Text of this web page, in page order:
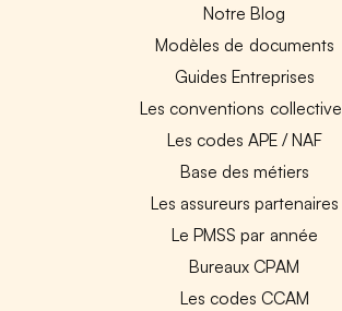
Notre Blog
Modèles de documents
Guides Entreprises
Les conventions
Les codes APE / NAF
Base des métiers
Les assureurs partenaires
Le PMSS par année
Bureaux CPAM
Les codes CCAM